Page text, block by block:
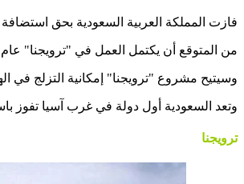
فازت المملكة العربية السعودية بحق استضافة دورة الألعاب
من المتوقع أن يكتمل العمل في "ترويجنا" عام 2026، مع بنية تحتية مناسبة لتهيئة الأجواء الشتوية في قلب الصحراء، لجعل دورة الألعاب الشتوية هذه حدثًا عالميًا غير مسبوق.
وسيتيح مشروع "ترويجنا" إمكانية التزلج في
وتعد السعودية أول دولة في غرب آسيا تفوز
ترويجنا